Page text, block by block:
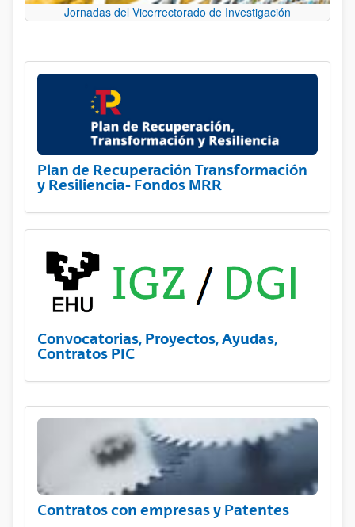
Jornadas del Vicerrectorado de Investigación
Plan de Recuperación Transformación
y Resiliencia- Fondos MRR
Convocatorias, Proyectos, Ayudas,
Contratos PIC
Contratos con empresas y Patentes